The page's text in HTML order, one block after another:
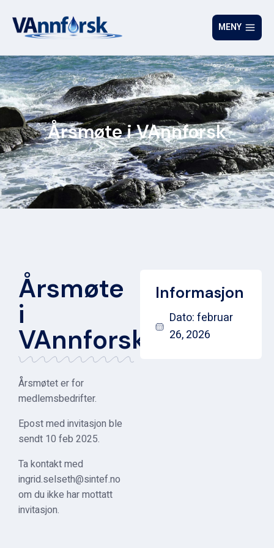
MENY
Årsmøte i VAnnforsk
Årsmøte
i
VAnnforsk
Årsmøtet er for
medlemsbedrifter.
Epost med invitasjon ble
sendt 10 feb 2025.
Ta kontakt med
ingrid.selseth@sintef.no
om du ikke har mottatt
invitasjon.
Informasjon
Dato: februar
26, 2026